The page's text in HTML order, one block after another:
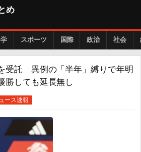
め
スポーツ 国際 政治 社会
受託 異例の「半年」縛りで年明
勝しても延長無し
ース速報